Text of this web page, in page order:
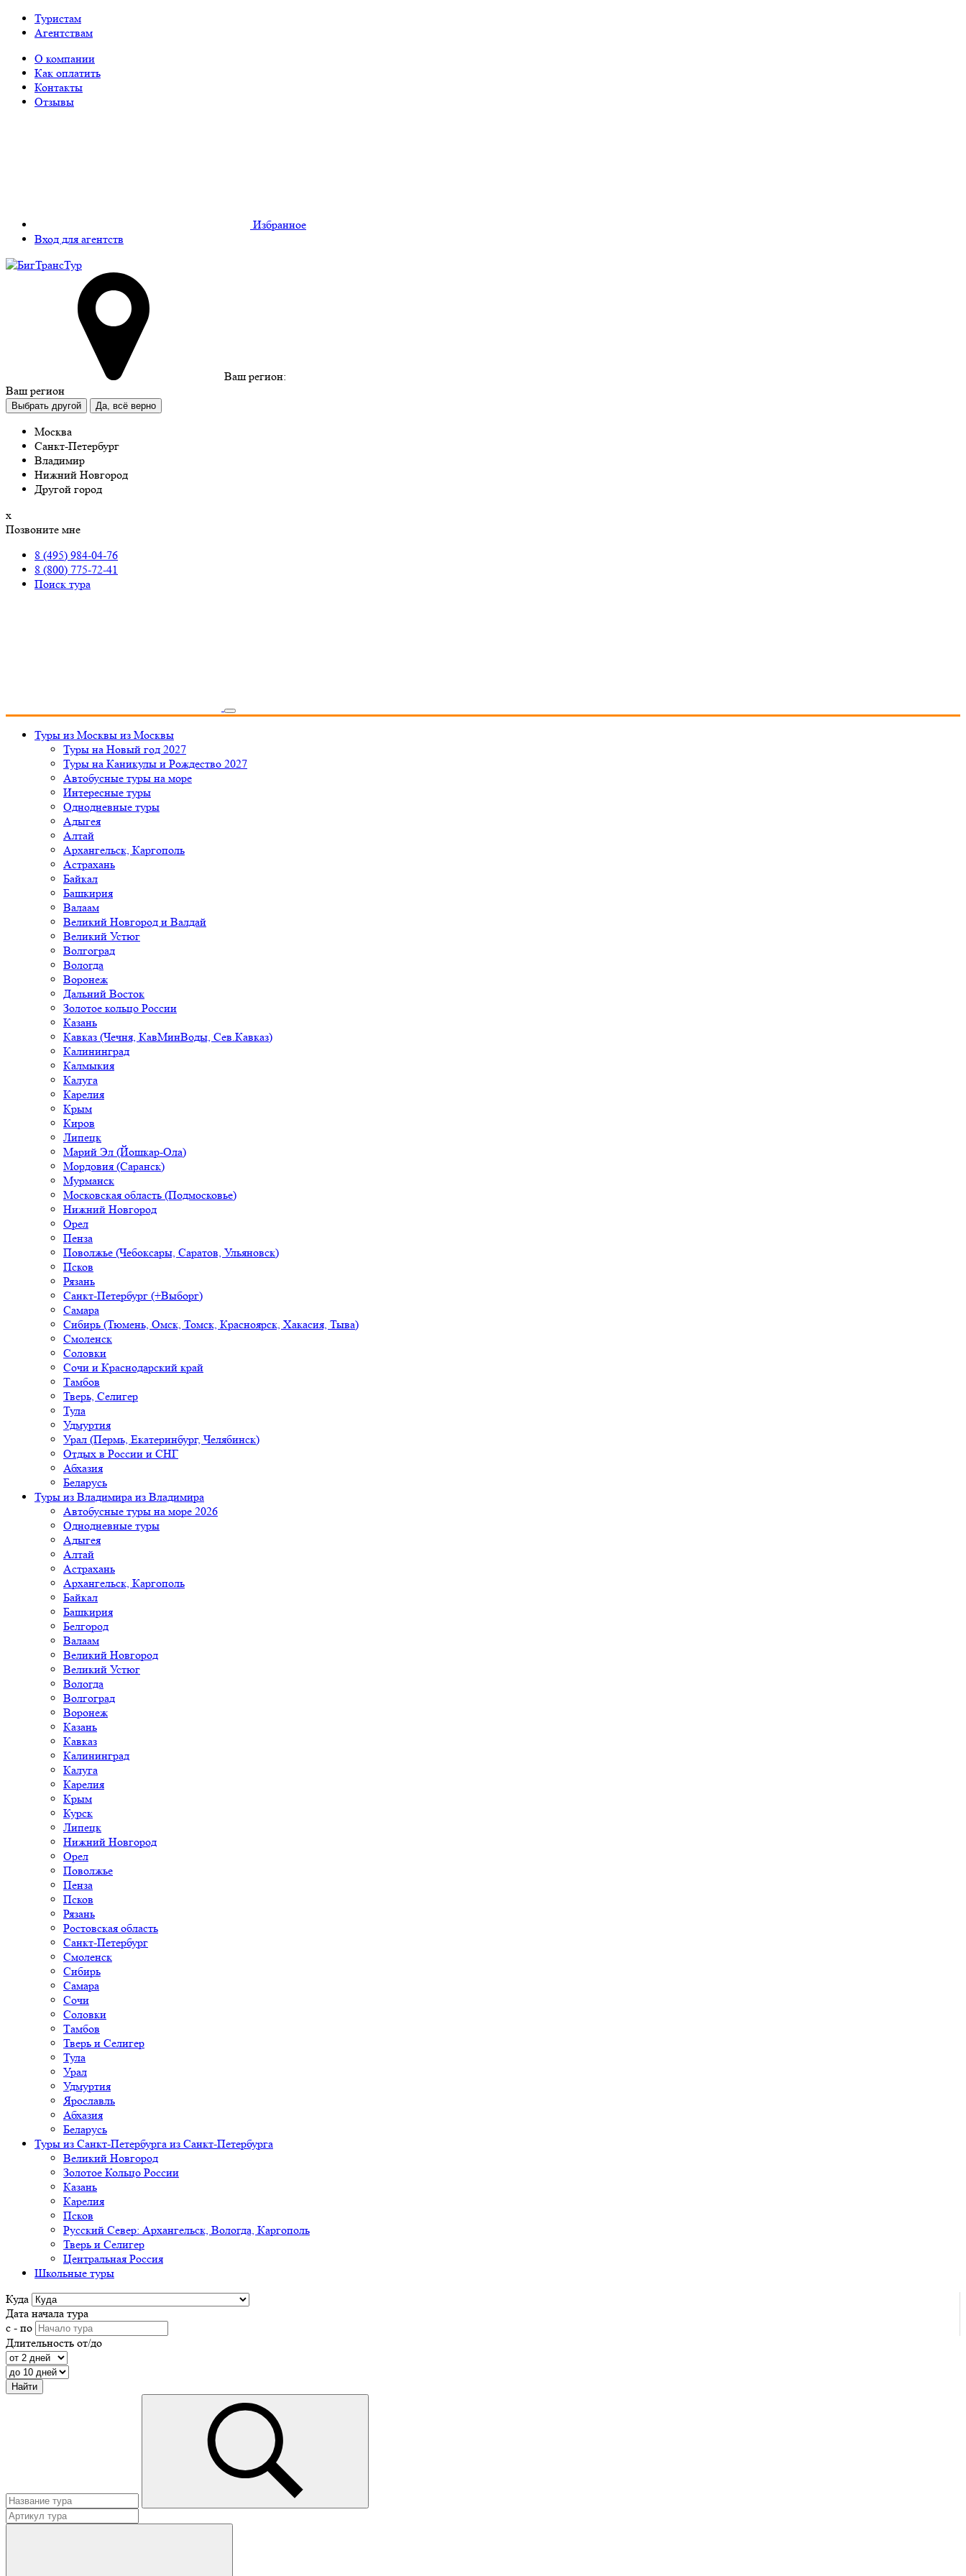
Туристам
Агентствам
О компании
Как оплатить
Контакты
Отзывы
Избранное
Вход для агентств
Ваш регион:
Ваш регион
Выбрать другой Да, всё верно
Москва
Санкт-Петербург
Владимир
Нижний Новгород
Другой город
х
Позвоните мне
8 (495) 984-04-76
8 (800) 775-72-41
Поиск тура
Туры из Москвы из Москвы
Туры на Новый год 2027
Туры на Каникулы и Рождество 2027
Автобусные туры на море
Интересные туры
Однодневные туры
Адыгея
Алтай
Архангельск, Каргополь
Астрахань
Байкал
Башкирия
Валаам
Великий Новгород и Валдай
Великий Устюг
Волгоград
Вологда
Воронеж
Дальний Восток
Золотое кольцо России
Казань
Кавказ (Чечня, КавМинВоды, Сев.Кавказ)
Калининград
Калмыкия
Калуга
Карелия
Крым
Киров
Липецк
Марий Эл (Йошкар-Ола)
Мордовия (Саранск)
Мурманск
Московская область (Подмосковье)
Нижний Новгород
Орел
Пенза
Поволжье (Чебоксары, Саратов, Ульяновск)
Псков
Рязань
Санкт-Петербург (+Выборг)
Самара
Сибирь (Тюмень, Омск, Томск, Красноярск, Хакасия, Тыва)
Смоленск
Соловки
Сочи и Краснодарский край
Тамбов
Тверь, Селигер
Тула
Удмуртия
Урал (Пермь, Екатеринбург, Челябинск)
Отдых в России и СНГ
Абхазия
Беларусь
Туры из Владимира из Владимира
Автобусные туры на море 2026
Однодневные туры
Адыгея
Алтай
Астрахань
Архангельск, Каргополь
Байкал
Башкирия
Белгород
Валаам
Великий Новгород
Великий Устюг
Вологда
Волгоград
Воронеж
Казань
Кавказ
Калининград
Калуга
Карелия
Крым
Курск
Липецк
Нижний Новгород
Орел
Поволжье
Пенза
Псков
Рязань
Ростовская область
Санкт-Петербург
Смоленск
Сибирь
Самара
Сочи
Соловки
Тамбов
Тверь и Селигер
Тула
Урал
Удмуртия
Ярославль
Абхазия
Беларусь
Туры из Санкт-Петербурга из Санкт-Петербурга
Великий Новгород
Золотое Кольцо России
Казань
Карелия
Псков
Русский Север: Архангельск, Вологда, Каргополь
Тверь и Селигер
Центральная Россия
Школьные туры
Куда
Дата начала тура
с - по
Длительность от/до